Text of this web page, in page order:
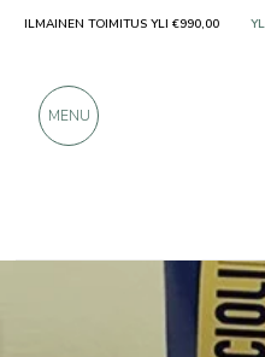
Tuottajat Amanda
ILMAINEN TOIMITUS YLI €990,00
MENU